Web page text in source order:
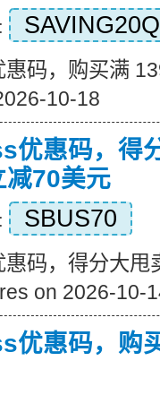
SAVING20Q
码，购买满
10-18
优惠码，得
70美元
SBUS70
码，得分大甩
on 2026-10-
优惠码，购